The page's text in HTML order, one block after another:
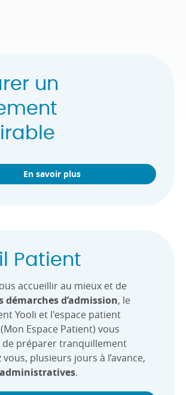
un
En savoir plus
Patient
accueillir au mieux et de
d’admission, le
Yooli et l'espace patient
Espace Patient) vous
préparer tranquillement
plusieurs jours à l’avance,
.